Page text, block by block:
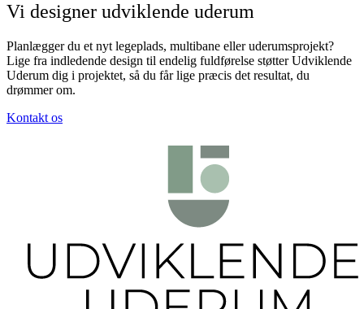
Vi designer udviklende uderum
Planlægger du et nyt legeplads, multibane eller uderumsprojekt?
Lige fra indledende design til endelig fuldførelse støtter Udviklende
Uderum dig i projektet, så du får lige præcis det resultat, du
drømmer om.
Kontakt os